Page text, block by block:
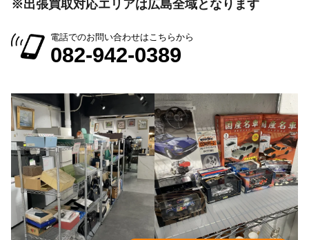
※出張買取対応エリアは広島全域となります
電話でのお問い合わせはこちらから
082-942-0389